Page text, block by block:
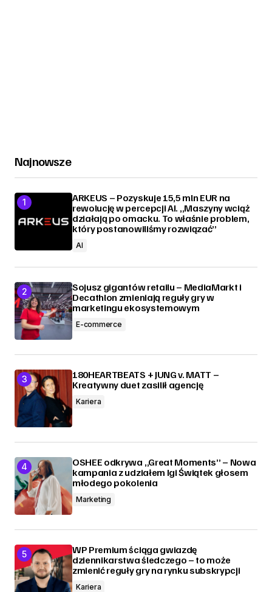
Najnowsze
ARKEUS – Pozyskuje 15,5 mln EUR na
rewolucję w percepcji AI. „Maszyny wciąż
działają po omacku. To właśnie problem,
który postanowiliśmy rozwiązać”
AI
Sojusz gigantów retailu – MediaMarkt i
Decathlon zmieniają reguły gry w
marketingu ekosystemowym
E-commerce
180HEARTBEATS + JUNG v. MATT –
Kreatywny duet zasilił agencję
Kariera
OSHEE odkrywa „Great Moments” – Nowa
kampania z udziałem Igi Świątek głosem
młodego pokolenia
Marketing
WP Premium ściąga gwiazdę
dziennikarstwa śledczego – to może
zmienić reguły gry na rynku subskrypcji
Kariera